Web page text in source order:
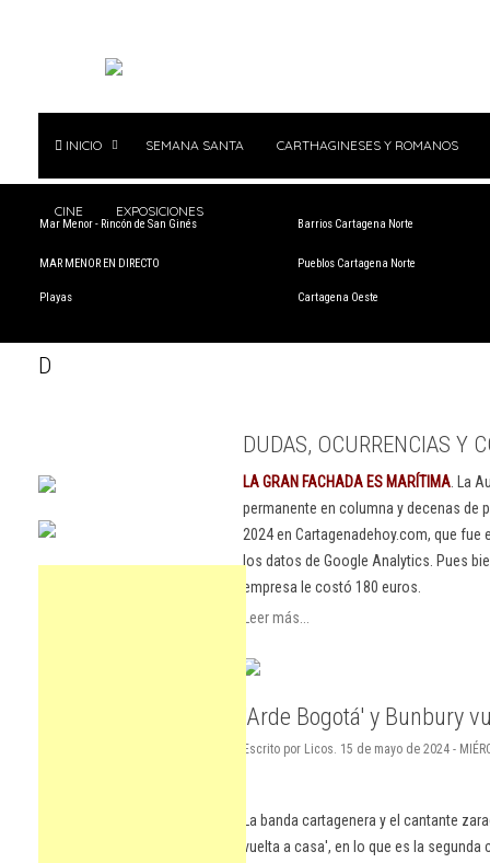
INICIO SEMANA SANTA CARTHAGINESES Y ROMANOS
CINE EXPOSICIONES
Mar Menor - Rincón de San Ginés
MAR MENOR EN DIRECTO
Playas
Barrios Cartagena Norte
Pueblos Cartagena Norte
Cartagena Oeste
D
DUDAS, OCURRENCIAS Y
LA GRAN FACHADA ES MARÍTIMA . La
permanente en columna y decenas
2024 en Cartagenadehoy.com, que
los datos de Google Analytics. Pues
empresa le costó 180 euros.
Leer más...
'Arde Bogotá' y Bunbury
Escrito por Licos. 15 de mayo de 2024 -
La banda cartagenera y el cantante
vuelta a casa', en lo que es la